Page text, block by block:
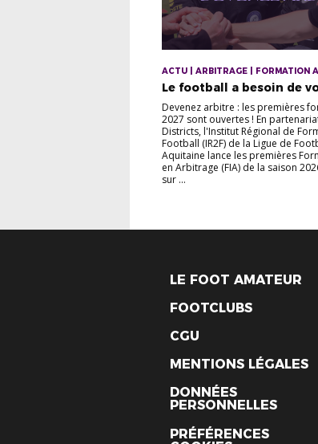
ACTU | ARBITRAGE | FORMATION
Le football a besoin de
Devenez arbitre : les premières
2027 sont ouvertes ! En
Districts, l'Institut Régional de
Football (IR2F) de la Ligue de
Aquitaine lance les premières
en Arbitrage (FIA) de la saison
sur ...
LE FOOT AMATEUR
FOOTCLUBS
CGU
MENTIONS LÉGALES
DONNÉES
PERSONNELLES
PRÉFÉRENCES